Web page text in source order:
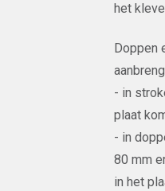
het
Doppen
- in
plaat
- in
80 mm
in het